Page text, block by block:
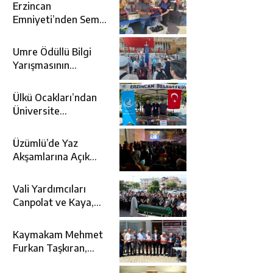
Erzincan
Emniyeti’nden Semt
Bilgilendirme
Faaliyeti
Umre Ödüllü Bilgi
Yarışmasının
Topraklara
Uğurlandı
Ülkü Ocakları’ndan
Üniversite
Desteği
Üzümlü’de Yaz
Akşamlarına Açık
Kattı
Vali Yardımcıları
Canpolat ve Kaya,
Cenaze Törenine
Katıldı
Kaymakam Mehmet
Furkan Taşkıran,